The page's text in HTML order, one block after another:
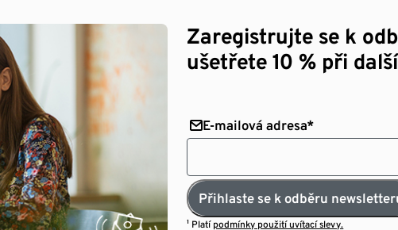
Zaregistrujte se k
ušetřete 10 % při
E-mailová adresa*
Přihlaste se k odběru
¹ Platí podmínky použití uvítací slevy.